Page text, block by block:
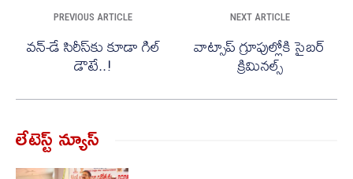
PREVIOUS ARTICLE
వన్-డే సిరీస్‌కు కూడా గిల్
డౌటే..!
NEXT ARTICLE
వాట్సాప్‌ గ్రూపుల్లోకి సైబర్
క్రిమినల్స్
లేటెస్ట్ న్యూస్‌